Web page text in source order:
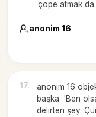
çöpe atmak da
anonim 16
17.
anonim 16
başka. 'Ben
delirten şey.